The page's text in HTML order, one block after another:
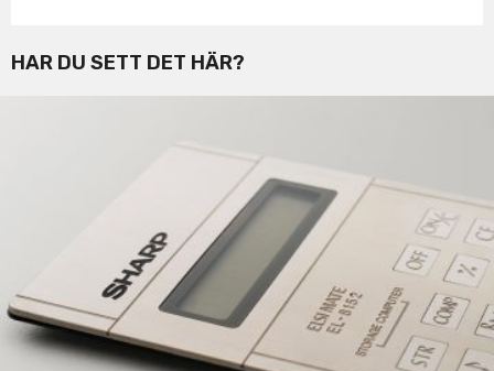
HAR DU SETT DET HÄR?